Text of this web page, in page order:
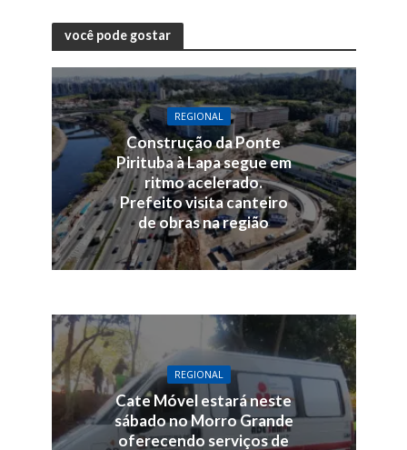
você pode gostar
REGIONAL
Construção da Ponte
Pirituba à Lapa segue em
ritmo acelerado.
Prefeito visita canteiro
de obras na região
REGIONAL
Cate Móvel estará neste
sábado no Morro Grande
oferecendo serviços de